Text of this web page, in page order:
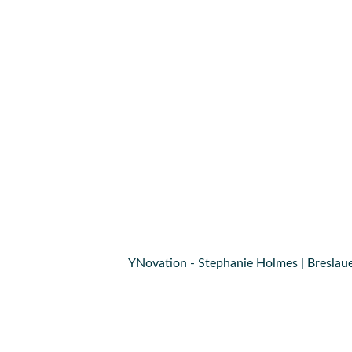
YNovation - Stephanie Holmes |